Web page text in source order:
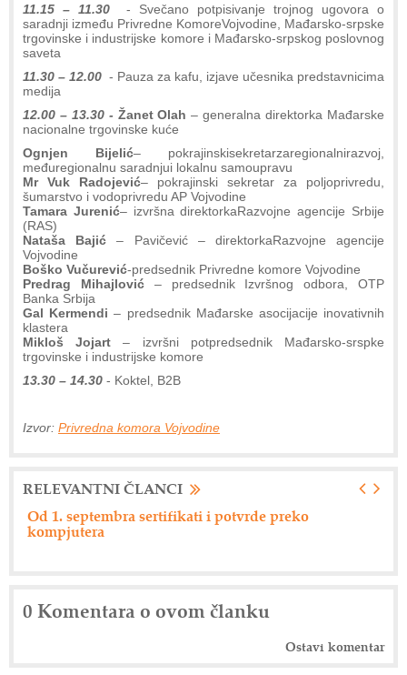
11.15 – 11.30 - Svečano potpisivanje trojnog ugovora o
saradnji između Privredne KomoreVojvodine, Mađarsko-srpske
trgovinske i industrijske komore i Mađarsko-srpskog poslovnog
saveta
11.30 – 12.00 - Pauza za kafu, izjave učesnika predstavnicima
medija
12.00 – 13.30 - Žanet Olah – generalna direktorka Mađarske
nacionalne trgovinske kuće
Ognjen Bijelić– pokrajinskisekretarzaregionalnirazvoj,
međuregionalnu saradnjui lokalnu samoupravu
Mr Vuk Radojević– pokrajinski sekretar za poljoprivredu,
šumarstvo i vodoprivredu AP Vojvodine
Tamara Jurenić– izvršna direktorkaRazvojne agencije Srbije
(RAS)
Nataša Bajić – Pavičević – direktorkaRazvojne agencije
Vojvodine
Boško Vučurević-predsednik Privredne komore Vojvodine
Predrag Mihajlović– predsednik Izvršnog odbora, OTP
Banka Srbija
Gal Kermendi – predsednik Mađarske asocijacije inovativnih
klastera
Mikloš Jojart – izvršni potpredsednik Mađarsko-srspke
trgovinske i industrijske komore
13.30 – 14.30 - Koktel, B2B
Izvor: Privredna komora Vojvodine
RELEVANTNI ČLANCI
Od 1. septembra sertifikati i potvrde preko
kompjutera
0 Komentara o ovom članku
Ostavi komentar